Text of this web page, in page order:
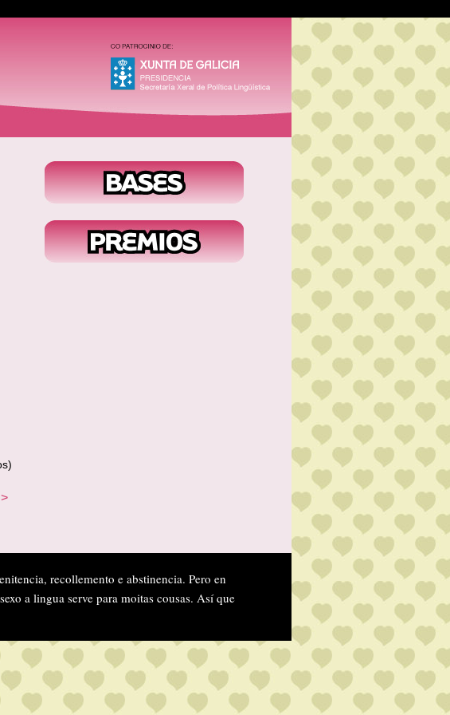
recollemento e abstinencia. Pero en
a lingua serve para moitas cousas. Así que